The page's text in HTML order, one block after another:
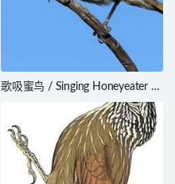
歌吸蜜鸟 / Singing Honeyeater /